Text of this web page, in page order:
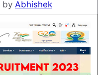
by Abhishek